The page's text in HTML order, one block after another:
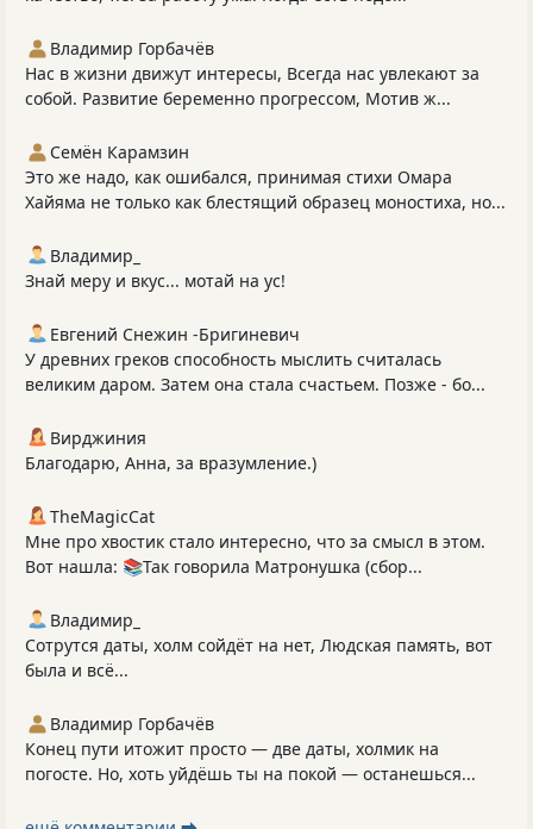
Владимир Горбачёв
Нас в жизни движут интересы, Всегда нас увлекают за
собой. Развитие беременно прогрессом, Мотив ж...
Семён Карамзин
Это же надо, как ошибался, принимая стихи Омара
Хайяма не только как блестящий образец моностиха, но...
Владимир_
Знай меру и вкус... мотай на ус!
Евгений Снежин -Бригиневич
У древних греков способность мыслить считалась
великим даром. Затем она стала счастьем. Позже - бо...
Вирджиния
Благодарю, Анна, за вразумление.)
TheMagicCat
Мне про хвостик стало интересно, что за смысл в этом.
Вот нашла: 📚Так говорила Матронушка (сбор...
Владимир_
Сотрутся даты, холм сойдёт на нет, Людская память, вот
была и всё...
Владимир Горбачёв
Конец пути итожит просто — две даты, холмик на
погосте. Но, хоть уйдёшь ты на покой — останешься...